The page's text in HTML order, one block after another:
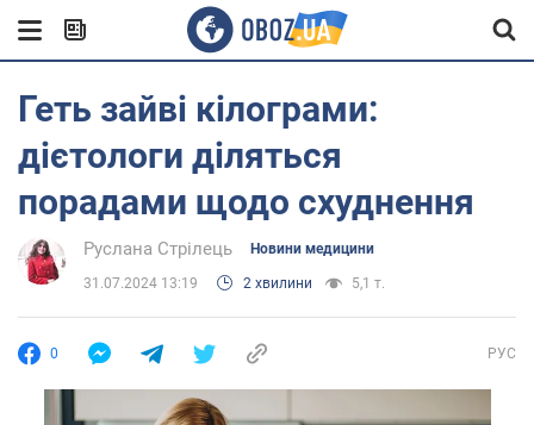
Геть зайві кілограми:
дієтологи діляться
порадами щодо схуднення
Руслана Стрілець Новини медицини
31.07.2024 13:19 2 хвилини 5,1 т.
0 РУС